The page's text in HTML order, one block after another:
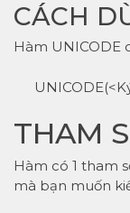
CÁCH
Hàm UNICODE
THAM
Hàm có 1 tham
mà bạn muốn